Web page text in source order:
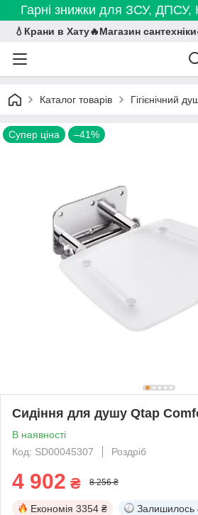
Гарні знижки для ЗСУ, ДПСУ,
💧Крани в Хату🔥Магазин
Каталог товарів Гігієнічний
Супер ціна –41%
Сидіння для душу Qtap
В наявності
Код: SD00045307
Роздріб
4 902 ₴ 8 256 ₴
Економія 3354 ₴ Залишилось